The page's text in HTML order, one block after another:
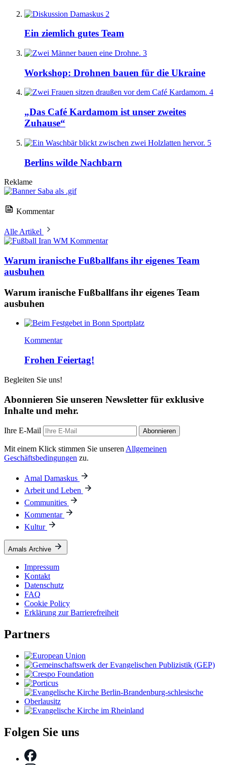
2
Ein ziemlich gutes Team
3
Workshop: Drohnen bauen für die Ukraine
4
„Das Café Kardamom ist unser zweites
Zuhause“
5
Berlins wilde Nachbarn
Reklame
Kommentar
Alle Artikel
Kommentar
Warum iranische Fußballfans ihr eigenes Team
ausbuhen
Warum iranische Fußballfans ihr eigenes Team
ausbuhen
Kommentar
Frohen Feiertag!
Begleiten Sie uns!
Abonnieren Sie unseren Newsletter für exklusive
Inhalte und mehr.
Ihre E-Mail Abonnieren
Mit einem Klick stimmen Sie unseren Allgemeinen
Geschäftsbedingungen zu.
Amal Damaskus
Arbeit und Leben
Communities
Kommentar
Kultur
Amals Archive
Impressum
Kontakt
Datenschutz
FAQ
Cookie Policy
Erklärung zur Barrierefreiheit
Partners
Folgen Sie uns